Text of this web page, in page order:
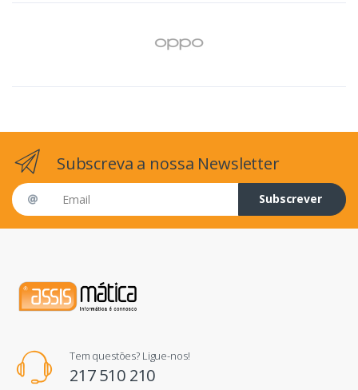
Subscreva a nossa Newsletter
Email address
Subscrever
Tem questões? Ligue-nos!
217 510 210